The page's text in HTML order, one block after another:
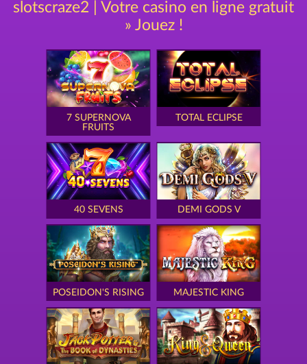
slotscraze2 | Votre casino en ligne gratuit
» Jouez !
7 SUPERNOVA
FRUITS
TOTAL ECLIPSE
40 SEVENS DEMI GODS V
POSEIDON'S RISING MAJESTIC KING